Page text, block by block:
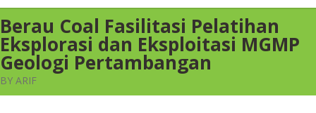
Berau Coal Fasilitasi Pelatihan
Eksplorasi dan Eksploitasi MGMP
Geologi Pertambangan
BY ARIF